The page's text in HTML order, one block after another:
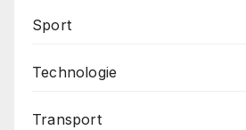
Sport
Technologie
Transport